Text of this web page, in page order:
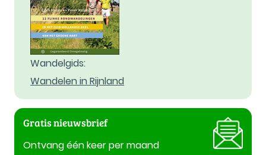
Wandelgids:
Wandelen in Rijnland
Gratis nieuwsbrief
Ontvang één keer per maand